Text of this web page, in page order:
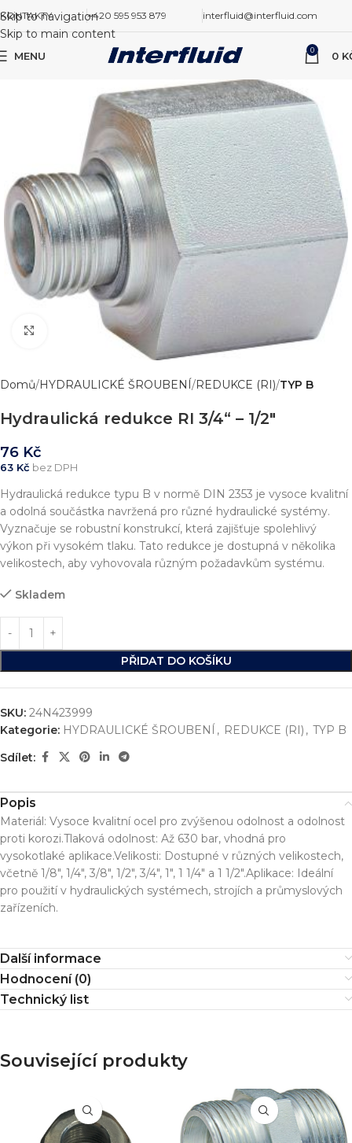
Skip to navigation
Skip to main content
KONTAKTY +420 595 953 879 interfluid@interfluid.com
MENU 0 0
Zvětšit obrázek
Domů HYDRAULICKÉ ŠROUBENÍ REDUKCE (RI) TYP B
Hydraulická redukce RI 3/4“ – 1/2″
76 Kč
63 Kč bez DPH
Hydraulická redukce typu B v normě DIN 2353 je vysoce kvalitní
a odolná součástka navržená pro různé hydraulické systémy.
Vyznačuje se robustní konstrukcí, která zajišťuje spolehlivý
výkon při vysokém tlaku. Tato redukce je dostupná v několika
velikostech, aby vyhovovala různým požadavkům systému.
Skladem
PŘIDAT DO KOŠÍKU
SKU: 24N423999
Kategorie: HYDRAULICKÉ ŠROUBENÍ , REDUKCE (RI) , TYP B
Sdílet:
Popis
Materiál: Vysoce kvalitní ocel pro zvýšenou odolnost a odolnost
proti korozi.Tlaková odolnost: Až 630 bar, vhodná pro
vysokotlaké aplikace.Velikosti: Dostupné v různých velikostech,
včetně 1/8″, 1/4″, 3/8″, 1/2″, 3/4″, 1″, 1 1/4″ a 1 1/2″.Aplikace: Ideální
pro použití v hydraulických systémech, strojích a průmyslových
zařízeních.
Další informace
Hodnocení (0)
Technický list
Související produkty